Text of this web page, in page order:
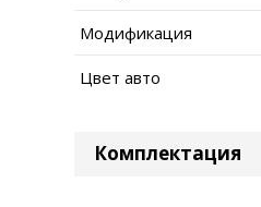
Модификация
Цвет авто
Комплектация